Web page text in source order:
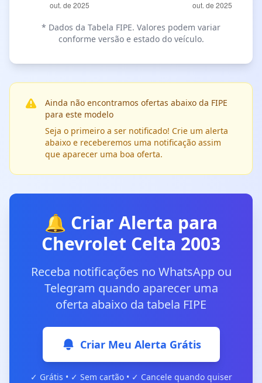
* Dados da Tabela FIPE. Valores podem variar
conforme versão e estado do veículo.
Ainda não encontramos ofertas abaixo da FIPE
para este modelo
Seja o primeiro a ser notificado! Crie um alerta
abaixo e receberemos uma notificação assim
que aparecer uma boa oferta.
🔔 Criar Alerta para
Chevrolet Celta 2003
Receba notificações no WhatsApp ou
Telegram quando aparecer uma
oferta abaixo da tabela FIPE
Criar Meu Alerta Grátis
✓ Grátis • ✓ Sem cartão • ✓ Cancele quando quiser